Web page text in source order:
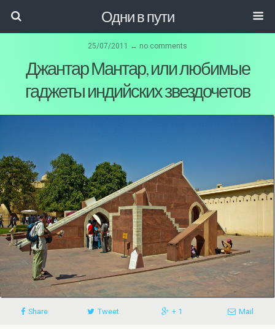
Одни в пути
25/07/2011 ↔ no comments
Джантар Мантар, или любимые
гаджеты индийских звездочетов
Share Tweet + 1 Mail